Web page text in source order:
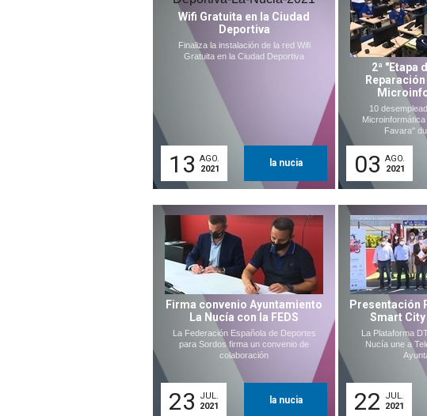
Wifi Gratuita en la Ciudad
Deportiva
Finaliza la instalación de la red Wifi
Gratuita en la Ciudad Deportiva
13 AGO.
2021
la nucia
2ª "Etapa
10
Favara"
03 AGO.
2021
Firma convenio Ayuntamiento
La Nucía con la FEDS
La Federación Española de Deportes
para Sordos firma un convenio de
colaboración
23
JUL.
2021
la nucia
Presentación
Smart City
La Plataforma
Nucía une a
22
JUL.
2021